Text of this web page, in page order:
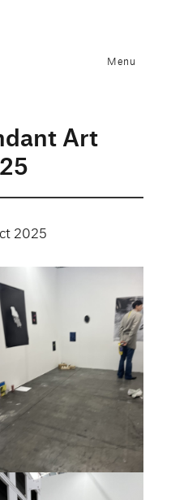
Menu
Art
2025